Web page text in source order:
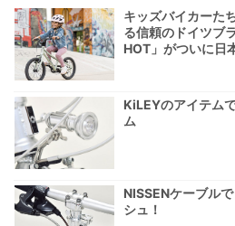
キッズバイカーた
る信頼のドイツブ
HOT」がついに日
KiLEYのアイテム
ム
NISSENケーブル
シュ！